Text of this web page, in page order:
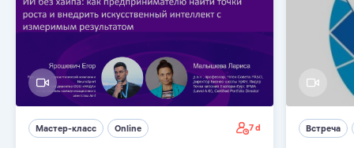
Мастер-класс Online 7 d Встреча